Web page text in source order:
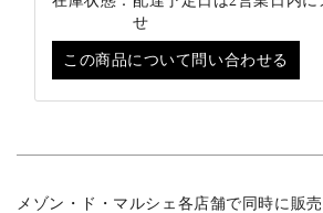
せ
この商品について問い合わせる
メゾン・ド・マルシェ各店舗で同時に販